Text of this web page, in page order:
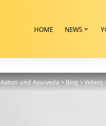
HOME NEWS
und Ayurveda>Blog>Videos